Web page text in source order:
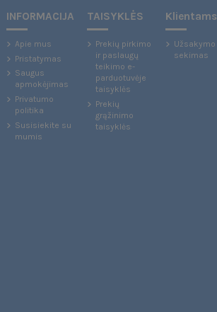
INFORMACIJA
Apie mus
Pristatymas
Saugus
apmokėjimas
Privatumo
politika
Susisiekite su
mumis
TAISYKLĖS
Prekių pirkimo
ir paslaugų
teikimo e-
parduotuvėje
taisyklės
Prekių
grąžinimo
taisyklės
Klientams
Užsakymo
sekimas